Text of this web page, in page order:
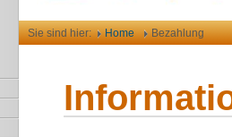
Sie sind hier: Home Bezahlung